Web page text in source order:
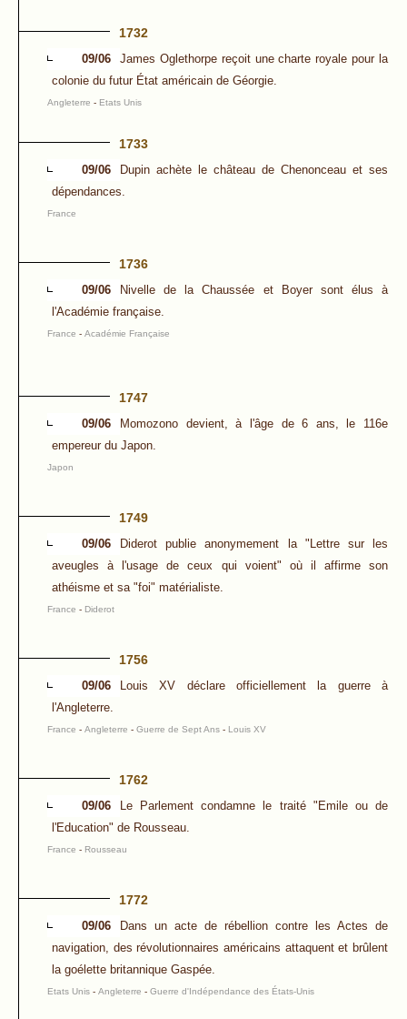
1732
09/06
James Oglethorpe reçoit une charte royale pour la
colonie du futur État américain de Géorgie.
Angleterre - Etats Unis
1733
09/06
Dupin achète le château de Chenonceau et ses
dépendances.
France
1736
09/06
Nivelle de la Chaussée et Boyer sont élus à
l'Académie française.
France - Académie Française
1747
09/06
Momozono devient, à l'âge de 6 ans, le 116e
empereur du Japon.
Japon
1749
09/06
Diderot publie anonymement la "Lettre sur les
aveugles à l'usage de ceux qui voient" où il affirme son
athéisme et sa "foi" matérialiste.
France - Diderot
1756
09/06
Louis XV déclare officiellement la guerre à
l'Angleterre.
France - Angleterre - Guerre de Sept Ans - Louis XV
1762
09/06
Le Parlement condamne le traité "Emile ou de
l'Education" de Rousseau.
France - Rousseau
1772
09/06
Dans un acte de rébellion contre les Actes de
navigation, des révolutionnaires américains attaquent et brûlent
la goélette britannique Gaspée.
Etats Unis - Angleterre - Guerre d'Indépendance des États-Unis